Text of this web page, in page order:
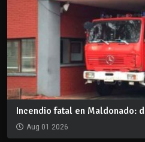
Incendio fatal en Maldonado:
Aug 01 2026